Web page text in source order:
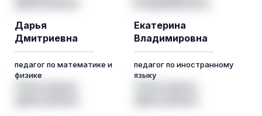
Дарья
Дмитриевна
педагог по математике и
физике
Екатерина
Владимировна
педагог по иностранному
языку